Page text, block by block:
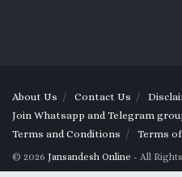
About Us Contact Us
Join Whatsapp and Telegram
Terms and Conditions
Terms
© 2026 Jansandesh Online - All